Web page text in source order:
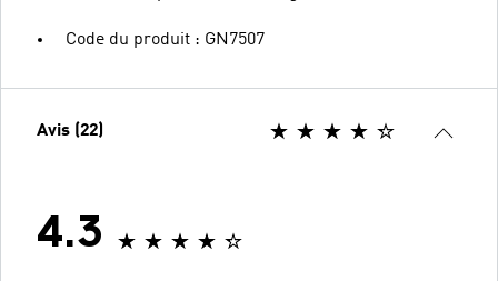
Code du produit : GN7507
Avis (22)
4.3